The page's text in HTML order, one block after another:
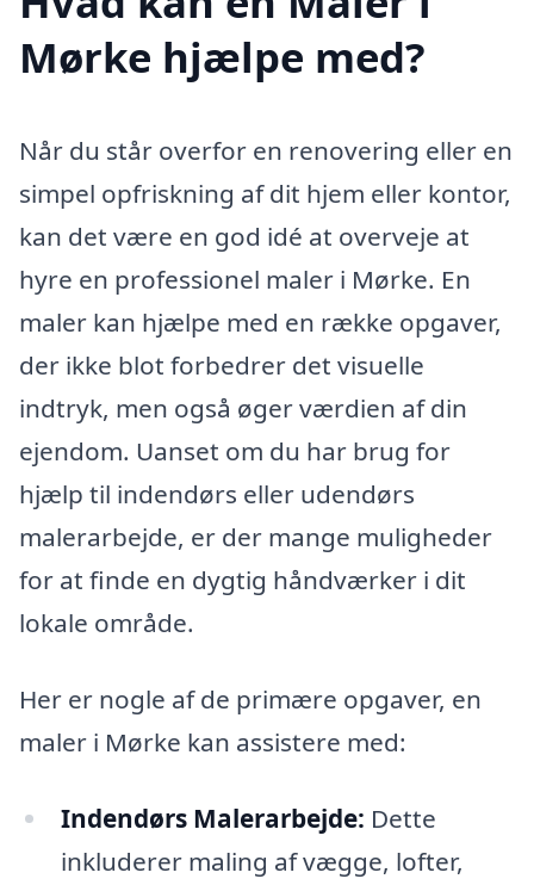
Mørke hjælpe med?
Når du står overfor en renovering eller en
simpel opfriskning af dit hjem eller kontor,
kan det være en god idé at overveje at
hyre en professionel maler i Mørke. En
maler kan hjælpe med en række opgaver,
der ikke blot forbedrer det visuelle
indtryk, men også øger værdien af din
ejendom. Uanset om du har brug for
hjælp til indendørs eller udendørs
malerarbejde, er der mange muligheder
for at finde en dygtig håndværker i dit
lokale område.
Her er nogle af de primære opgaver, en
maler i Mørke kan assistere med:
Indendørs Malerarbejde: Dette
inkluderer maling af vægge, lofter,